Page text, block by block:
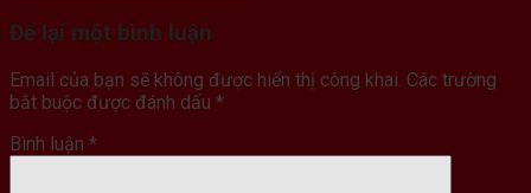
Để lại một bình luận
Email của bạn sẽ không được hiển thị công khai. Các trường
bắt buộc được đánh dấu *
Bình luận *